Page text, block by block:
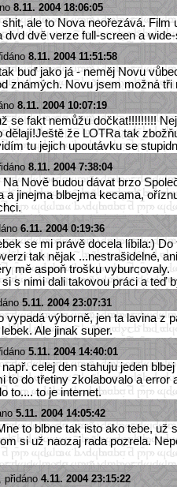
8.11. 2004 18:06:05
ale to Nova neořezává.
dvd dvě verze full-screen a
8.11. 2004 11:51:58
buď jako já - neměj Novu
známých. Novu jsem možná tři
8.11. 2004 10:07:19
se fakt nemůžu dočkat!!!!!!!!!
dělají!Ještě že LOTRa tak
tu jejich upoutávku se
8.11. 2004 7:38:04
Nově budou dávat brzo
a jinejma blbejma kecama,
6.11. 2004 0:19:36
se mi právě docela líbila:)
tak nějak ...nestrašidelné,
mě aspoň trošku vyburcovaly.
s nimi dali takovou práci a teď
5.11. 2004 23:07:31
vypadá výborně, jen ta lavina z
Ale jinak super.
5.11. 2004 14:40:01
celej den stahuju jeden
to do třetiny zkolabovalo a error
to.... to je internet.
5.11. 2004 14:05:42
to blbne tak isto ako tebe, už
si už naozaj rada pozrela.
přidáno 4.11. 2004 23:15:22